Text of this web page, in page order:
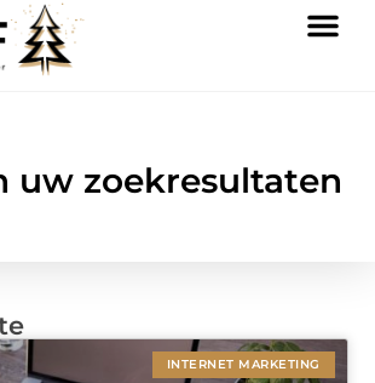
uw zoekresultaten
INTERNET MARKETING